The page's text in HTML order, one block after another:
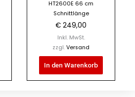
HT2600E 66 cm
Schnittlänge
€ 249,00
Inkl. MwSt.
zzgl. Versand
In den Warenkorb